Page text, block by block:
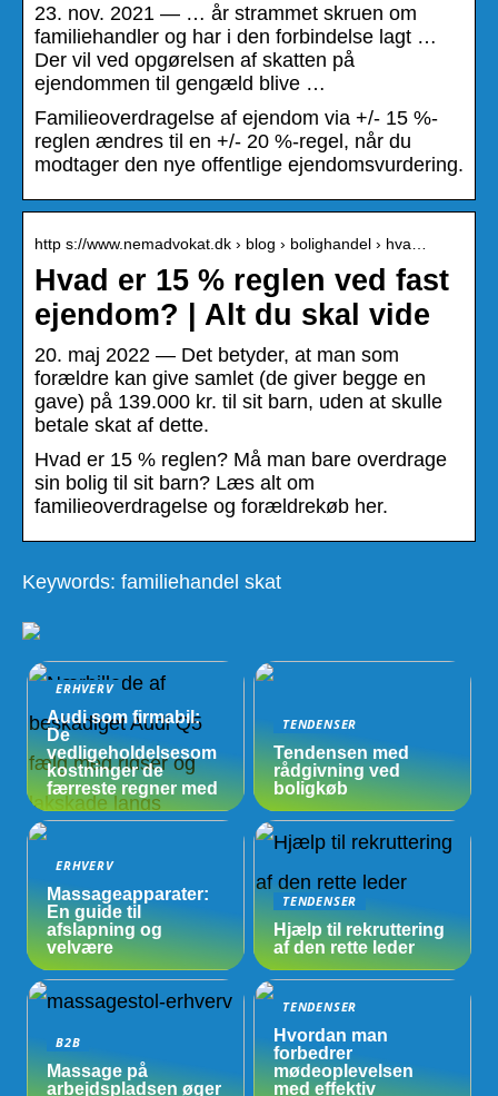
23. nov. 2021 — … år strammet skruen om
familiehandler og har i den forbindelse lagt …
Der vil ved opgørelsen af skatten på
ejendommen til gengæld blive …
Familieoverdragelse af ejendom via +/- 15 %-
reglen ændres til en +/- 20 %-regel, når du
modtager den nye offentlige ejendomsvurdering.
http s://www.nemadvokat.dk › blog › bolighandel › hva…
Hvad er 15 % reglen ved fast
ejendom? | Alt du skal vide
20. maj 2022 — Det betyder, at man som
forældre kan give samlet (de giver begge en
gave) på 139.000 kr. til sit barn, uden at skulle
betale skat af dette.
Hvad er 15 % reglen? Må man bare overdrage
sin bolig til sit barn? Læs alt om
familieoverdragelse og forældrekøb her.
Keywords: familiehandel skat
ERHVERV
Audi som firmabil:
De
vedligeholdelsesom
kostninger de
færreste regner med
TENDENSER
Tendensen med
rådgivning ved
boligkøb
ERHVERV
Massageapparater:
En guide til
afslapning og
velvære
TENDENSER
Hjælp til rekruttering
af den rette leder
B2B
Massage på
arbejdspladsen øger
TENDENSER
Hvordan man
forbedrer
mødeoplevelsen
med effektiv